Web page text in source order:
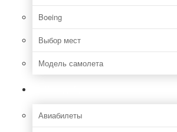
Boeing
Выбор мест
Модель самолета
Авиабилеты